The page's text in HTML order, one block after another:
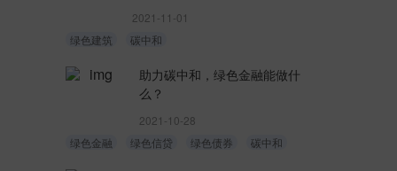
2021-11-01
绿色建筑
碳中和
助力碳中和，绿色金融能做什
么？
2021-10-28
绿色金融
绿色信贷 绿色债券 碳中和